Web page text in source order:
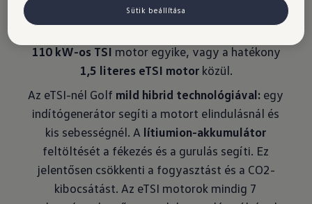
Válasszon a takarékos,2,0 literes, 110 kW-os
110 kW-os TSI motor egyike, vagy a hatékony
1,5 literes eTSI motorközül.
Az eTSI-nél Golf mild hibrid technológiával: egy
indítógenerátor segíti a motort elindulásnál és
kis sebességnél. A lítiumion-akkumulátor
feltöltését a fékezés és a gurulás segíti. Ez
jelentősen csökkenti a fogyasztást és a CO2-
kibocsátást. Az eTSI motorok mindig 7
Sütik beállítása